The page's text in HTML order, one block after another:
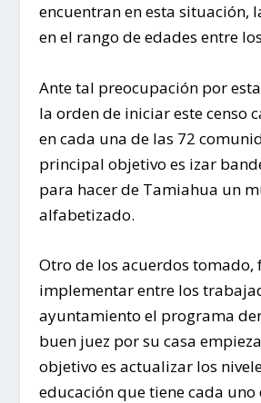
encuentran en esta situación,
en el rango de edades entre
Ante tal preocupación por
la orden de iniciar este censo
en cada una de las 72
principal objetivo es izar
para hacer de Tamiahua un
alfabetizado.
Otro de los acuerdos tomado,
implementar entre los
ayuntamiento el programa
buen juez por su casa
objetivo es actualizar los
educación que tiene cada uno